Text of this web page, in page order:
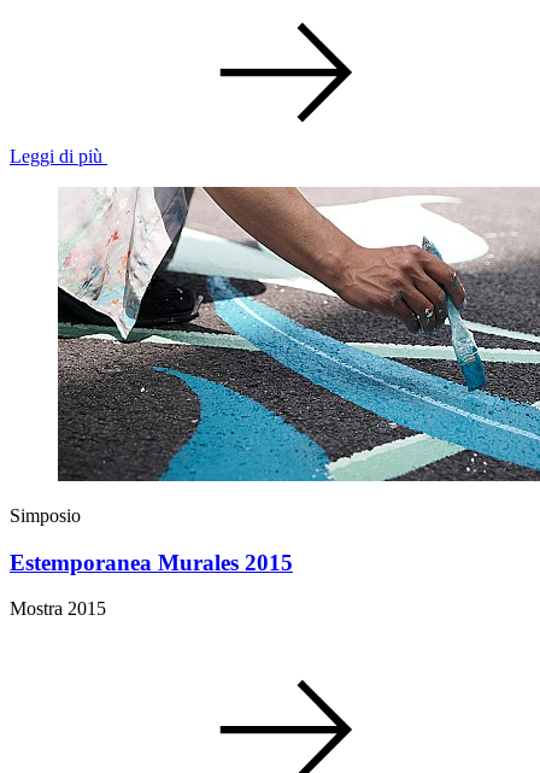
Leggi di più
Simposio
Estemporanea Murales 2015
Mostra 2015